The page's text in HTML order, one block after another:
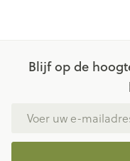
Blijf op de